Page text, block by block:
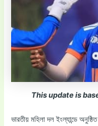
This update is
ভারতীয় মহিলা দল ইংল্যান্ডে